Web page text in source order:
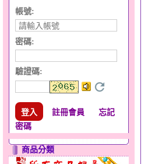
帳號:
密碼:
驗證碼:
註冊會員
忘記
密碼
商品分類